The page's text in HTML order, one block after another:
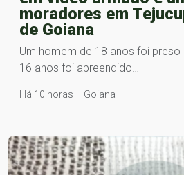
moradores em
de Goiana
Um homem de 18 anos foi
16 anos foi apreendido…
Há 10 horas – Goiana